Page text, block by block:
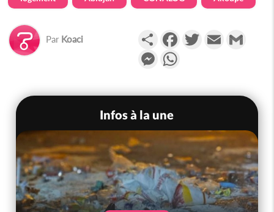
Par Koaci PartagerFacebookTwitterEmail
Messenger
Infos à la une